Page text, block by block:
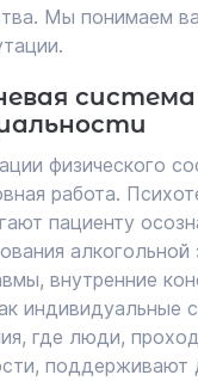
Мы понимаем
система
физического
работа.
пациенту
алкогольной
внутренние
индивидуальные
где люди,
поддерживают